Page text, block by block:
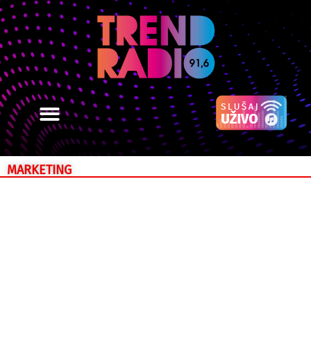
MARKETING